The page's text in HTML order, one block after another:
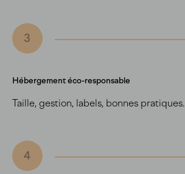
3
Hébergement éco-responsable
Taille, gestion, labels, bonnes pratiques.
4